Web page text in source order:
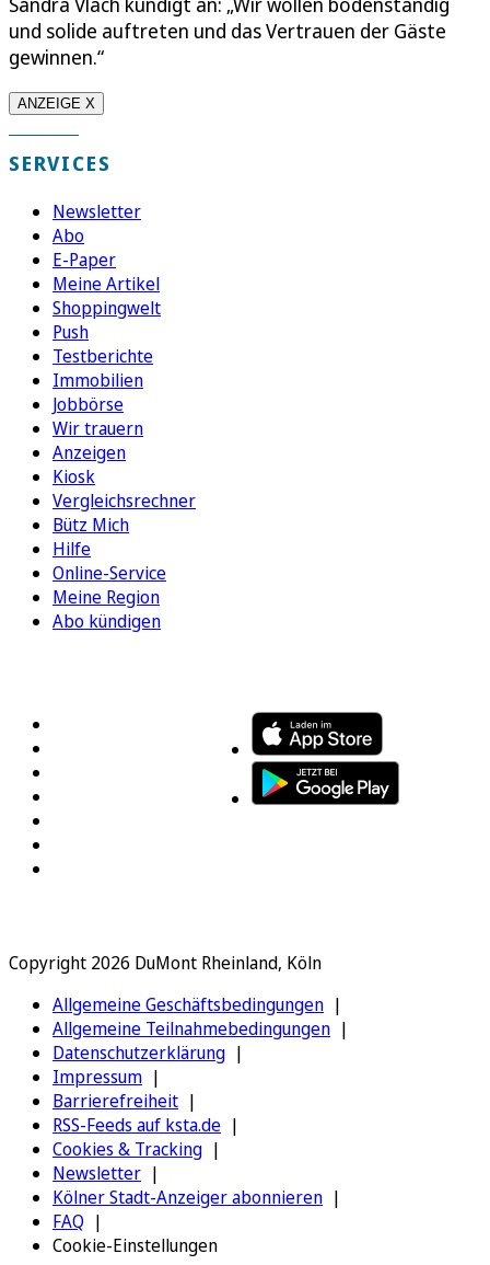
und solide auftreten und das Vertrauen der Gäste
gewinnen.“
ANZEIGE X
SERVICES
Newsletter
Abo
E-Paper
Meine Artikel
Shoppingwelt
Push
Testberichte
Immobilien
Jobbörse
Wir trauern
Anzeigen
Kiosk
Vergleichsrechner
Bütz Mich
Hilfe
Online-Service
Meine Region
Abo kündigen
Copyright 2026 DuMont Rheinland, Köln
Allgemeine Geschäftsbedingungen
Allgemeine Teilnahmebedingungen
Datenschutzerklärung
Impressum
Barrierefreiheit
RSS-Feeds auf ksta.de
Cookies & Tracking
Newsletter
Kölner Stadt-Anzeiger abonnieren
FAQ
Cookie-Einstellungen